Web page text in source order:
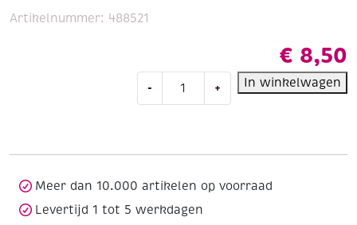
€ 8,50
-
batikverf/textielverf
70
+ In winkelwagen
Artikelnummer: 488521
Meer dan 10.000 artikelen op voorraad
Levertijd 1 tot 5 werkdagen